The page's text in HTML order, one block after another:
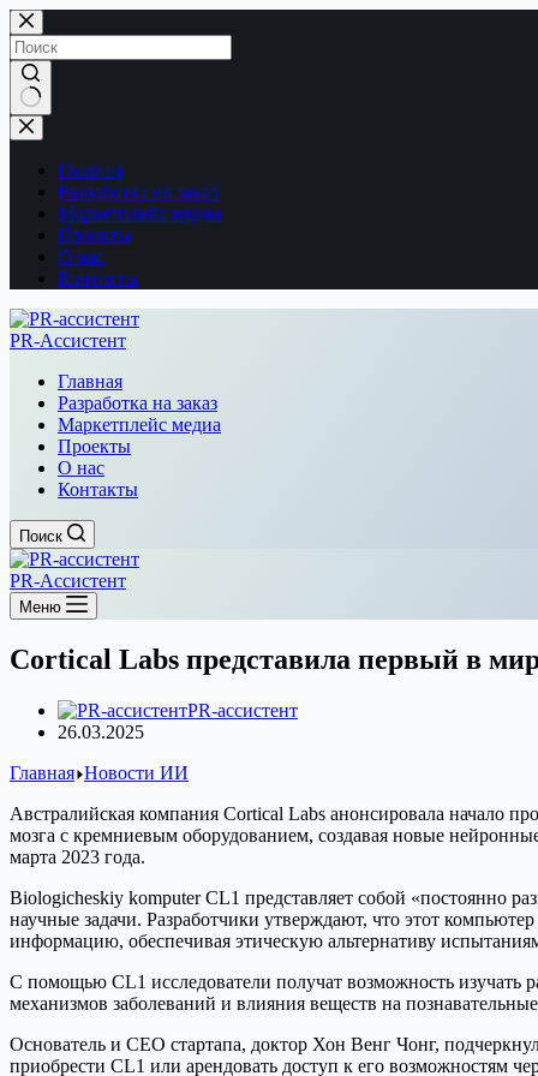
Перейти
к
сути
Ничего
не
найденоГлавная
Разработка на заказ
Маркетплейс медиа
Проекты
О нас
Контакты
PR-Ассистент
Главная
Разработка на заказ
Маркетплейс медиа
Проекты
О нас
Контакты
Поиск
PR-Ассистент
Меню
Cortical Labs представила первый в
PR-ассистент
26.03.2025
Главная Новости ИИ
Австралийская компания Cortical Labs анонсировала начало
мозга с кремниевым оборудованием, создавая новые
марта 2023 года.
Biologicheskiy komputer CL1 представляет собой «постоянно
научные задачи. Разработчики утверждают, что этот
информацию, обеспечивая этическую альтернативу
C помощью CL1 исследователи получат возможность изучать
механизмов заболеваний и влияния веществ на
Основатель и CEO стартапа, доктор Хон Венг Чонг,
приобрести CL1 или арендовать доступ к его возможностям